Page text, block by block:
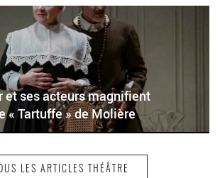
et ses acteurs magnifient
« Tartuffe » de Molière
LES ARTICLES THÉÂTRE